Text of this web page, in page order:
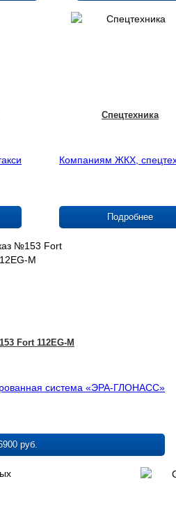
Спецтехника
Компаниям ЖКХ,
Подробнее
Fort 112EG-M
система «ЭРА-ГЛОНАСС»
руб.